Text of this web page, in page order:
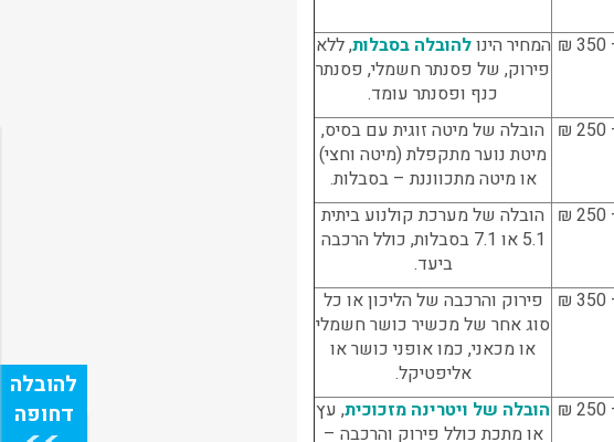
המחיר הינולהובלה בסבלות, ללא
פירוק, של פסנתר חשמלי, פסנתר
כנף ופסנתר עומד.
הובלה של מיטה זוגית עם בסיס,
מיטת נוער מתקפלת (מיטה וחצי)
או מיטה מתכווננת – בסבלות.
הובלה של מערכת קולנוע ביתית
5.1 או 7.1 בסבלות, כולל הרכבה
ביעד.
פירוק והרכבה של הליכון או כל
סוג אחר של מכשיר כושר חשמלי
או מכאני, כמו אופני כושר או
אליפטיקל.
הובלה של ויטרינה מזכוכית, עץ
או מתכת כולל פירוק והרכבה –